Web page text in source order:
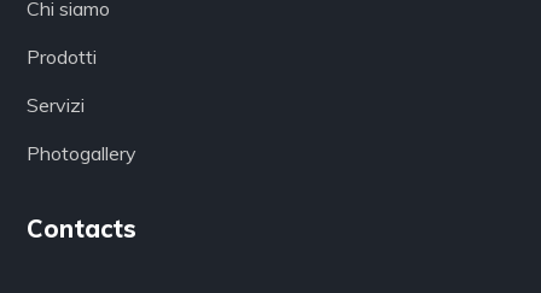
Chi siamo
Prodotti
Servizi
Photogallery
Contacts